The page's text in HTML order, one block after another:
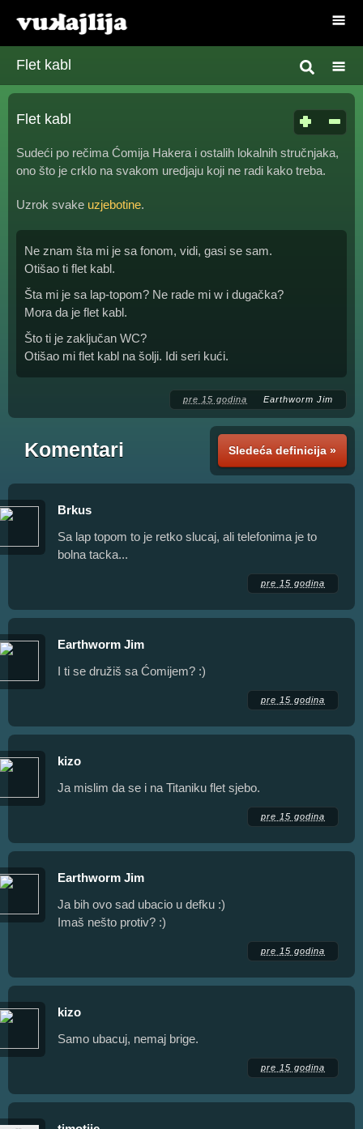
Flet kabl
Flet kabl
Sudeći po rečima Ćomija Hakera i ostalih lokalnih stručnjaka,
ono što je crklo na svakom uredjaju koji ne radi kako treba.
Uzrok svake uzjebotine.
Ne znam šta mi je sa fonom, vidi, gasi se sam.
Otišao ti flet kabl.
Šta mi je sa lap-topom? Ne rade mi w i dugačka?
Mora da je flet kabl.
Što ti je zaključan WC?
Otišao mi flet kabl na šolji. Idi seri kući.
pre 15 godina Earthworm Jim
Sledeća definicija »
Komentari
Brkus
Sa lap topom to je retko slucaj, ali telefonima je to
bolna tacka...
pre 15 godina
Earthworm Jim
I ti se družiš sa Ćomijem? :)
pre 15 godina
kizo
Ja mislim da se i na Titaniku flet sjebo.
pre 15 godina
Earthworm Jim
Ja bih ovo sad ubacio u defku :)
Imaš nešto protiv? :)
pre 15 godina
kizo
Samo ubacuj, nemaj brige.
pre 15 godina